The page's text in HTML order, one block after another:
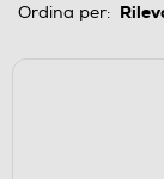
Ordina per: